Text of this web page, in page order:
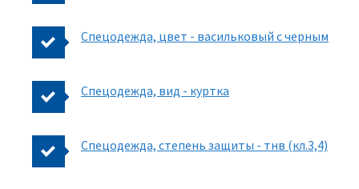
Спецодежда, цвет - васильковый с черным
Спецодежда, вид - куртка
Спецодежда, степень защиты - тнв (кл.3,4)